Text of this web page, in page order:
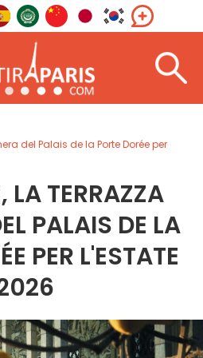
del Palais de la Porte Dorée per
LA TERRAZZA
PALAIS DE LA
PER L'ESTATE